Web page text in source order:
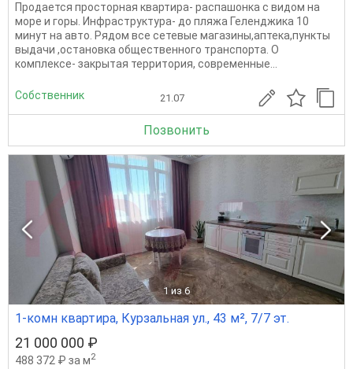
Продается просторная квартира- распашонка с видом на
море и горы. Инфраструктура- до пляжа Геленджика 10
минут на авто. Рядом все сетевые магазины,аптека,пункты
выдачи ,остановка общественного транспорта. О
комплексе- закрытая территория, современные...
Собственник 21.07
Позвонить
1 из 6
1-комн квартира, Курзальная ул., 43 м², 7/7 эт.
21 000 000 ₽
488 372 ₽ за м2